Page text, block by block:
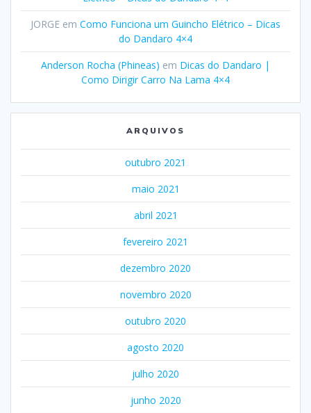
JORGE em Como Funciona um Guincho Elétrico – Dicas
do Dandaro 4×4
Anderson Rocha (Phineas) em Dicas do Dandaro |
Como Dirigir Carro Na Lama 4×4
ARQUIVOS
outubro 2021
maio 2021
abril 2021
fevereiro 2021
dezembro 2020
novembro 2020
outubro 2020
agosto 2020
julho 2020
junho 2020